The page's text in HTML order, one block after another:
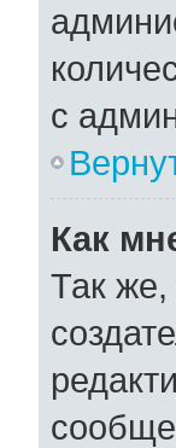
с
Как
Так же,